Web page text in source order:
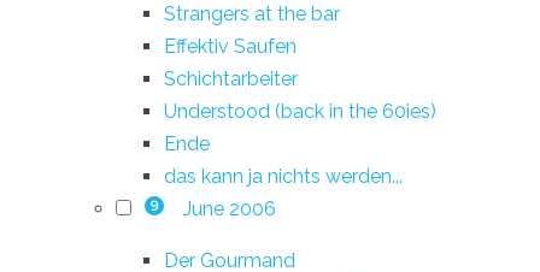
Strangers at the bar
Effektiv Saufen
Schichtarbeiter
Understood (back in the 60ies)
Ende
das kann ja nichts werden...
9 June 2006
Der Gourmand